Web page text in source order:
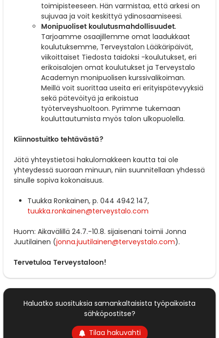
toimipisteeseen. Hän varmistaa, että arkesi on
sujuvaa ja voit keskittyä ydinosaamiseesi.
Monipuoliset koulutusmahdollisuudet.
Tarjoamme osaajillemme omat laadukkaat
koulutuksemme, Terveystalon Lääkäripäivät,
viikoittaiset Tiedosta taidoksi -koulutukset, eri
erikoisalojen omat koulutukset ja Terveystalo
Academyn monipuolisen kurssivalikoiman.
Meillä voit suorittaa useita eri erityispätevyyksiä
sekä pätevöityä ja erikoistua
työterveyshuoltoon. Pyrimme tukemaan
kouluttautumista myös talon ulkopuolella.
Kiinnostuitko tehtävästä?
Jätä yhteystietosi hakulomakkeen kautta tai ole
yhteydessä suoraan minuun, niin suunnitellaan yhdessä
sinulle sopiva kokonaisuus.
Tuukka Ronkainen, p. 044 4942 147,
tuukka.ronkainen@terveystalo.com
Huom: Aikavälillä 24.7.-10.8. sijaisenani toimii Jonna
Juutilainen (jonna.juutilainen@terveystalo.com).
Tervetuloa Terveystaloon!
Haluatko suosituksia samankaltaisista työpaikoista
sähköpostitse?
Tilaa hakuvahti